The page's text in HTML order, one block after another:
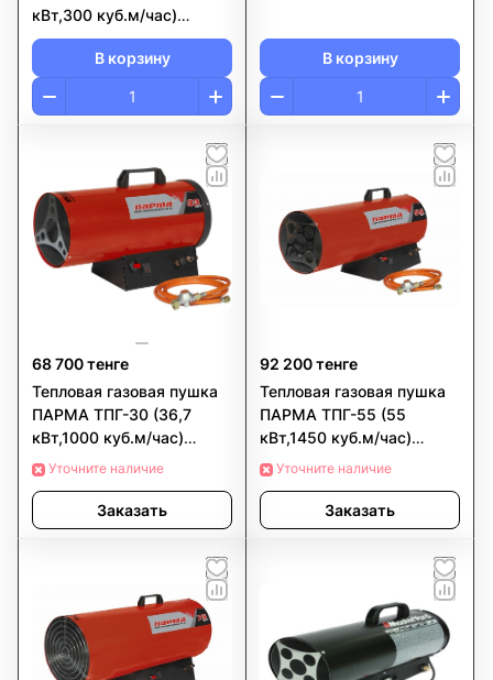
кВт,300 куб.м/час)
РОССИЯ
В корзину
В корзину
68 700 тенге
Тепловая газовая пушка
ПАРМА ТПГ-30 (36,7
кВт,1000 куб.м/час)
РОССИЯ
Уточните наличие
Заказать
92 200 тенге
Тепловая газовая пушка
ПАРМА ТПГ-55 (55
кВт,1450 куб.м/час)
РОССИЯ
Уточните наличие
Заказать